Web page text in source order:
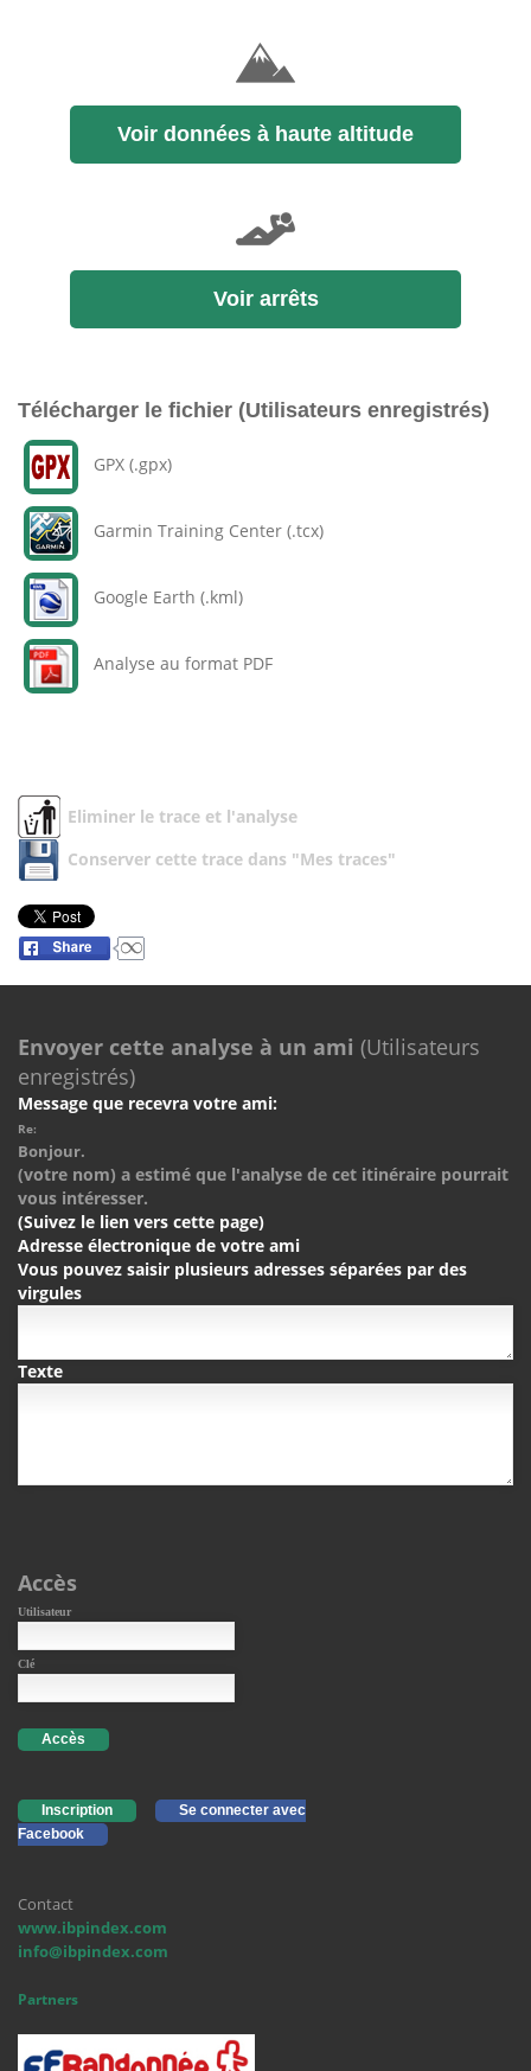
Voir données à haute altitude
Voir arrêts
Télécharger le fichier (Utilisateurs enregistrés)
GPX (.gpx)
Garmin Training Center (.tcx)
Google Earth (.kml)
Analyse au format PDF
Eliminer le trace et l'analyse
Conserver cette trace dans "Mes traces"
Envoyer cette analyse à un ami (Utilisateurs
enregistrés)
Message que recevra votre ami:
Re:
Bonjour.
(votre nom) a estimé que l'analyse de cet itinéraire pourrait
vous intéresser.
(Suivez le lien vers cette page)
Adresse électronique de votre ami
Vous pouvez saisir plusieurs adresses séparées par des
virgules
Texte
Accès
Utilisateur
Clé
Accès
Inscription
Se connecter avec
Facebook
Contact
www.ibpindex.com
info@ibpindex.com
Partners